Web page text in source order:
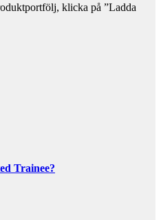
klicka på ”Ladda
Trainee?